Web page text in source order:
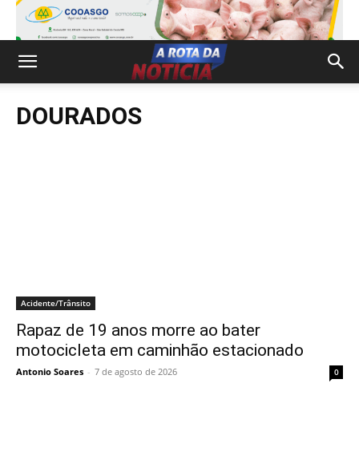
DOURADOS
Acidente/Trânsito
Rapaz de 19 anos morre ao bater
motocicleta em caminhão estacionado
Antonio Soares - 7 de agosto de 2026 0